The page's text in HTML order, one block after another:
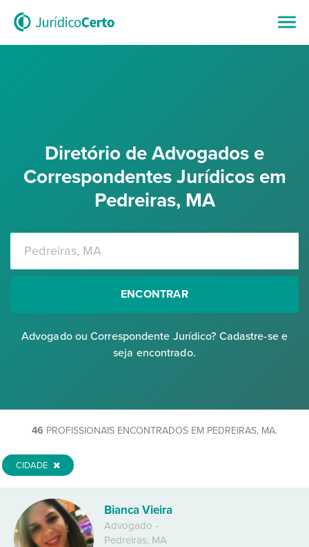
Diretório de Advogados e
Correspondentes Jurídicos em
Pedreiras, MA
ENCONTRAR
Advogado ou Correspondente Jurídico? Cadastre-se e
seja encontrado.
46 PROFISSIONAIS ENCONTRADOS EM PEDREIRAS, MA.
CIDADE
Bianca Vieira
Advogado -
Pedreiras, MA